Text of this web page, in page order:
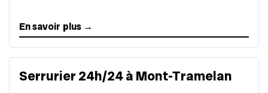
En savoir plus →
Serrurier 24h/24 à Mont-Tramelan